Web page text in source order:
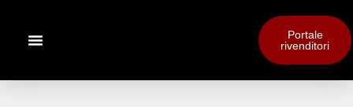
Portale
rivenditori